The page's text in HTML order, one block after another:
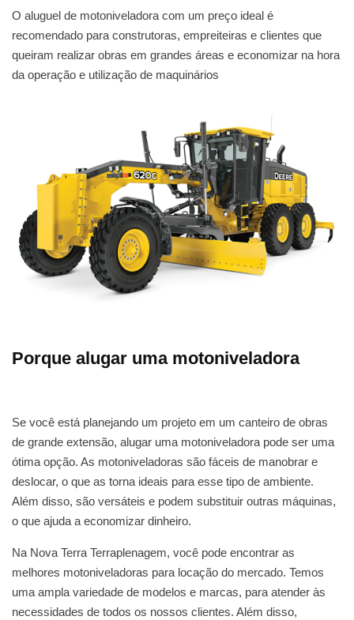
O aluguel de motoniveladora com um preço ideal é
recomendado para construtoras, empreiteiras e clientes que
queiram realizar obras em grandes áreas e economizar na hora
da operação e utilização de maquinários
Porque alugar uma motoniveladora
Se você está planejando um projeto em um canteiro de obras
de grande extensão, alugar uma motoniveladora pode ser uma
ótima opção. As motoniveladoras são fáceis de manobrar e
deslocar, o que as torna ideais para esse tipo de ambiente.
Além disso, são versáteis e podem substituir outras máquinas,
o que ajuda a economizar dinheiro.
Na Nova Terra Terraplenagem, você pode encontrar as
melhores motoniveladoras para locação do mercado. Temos
uma ampla variedade de modelos e marcas, para atender às
necessidades de todos os nossos clientes. Além disso,